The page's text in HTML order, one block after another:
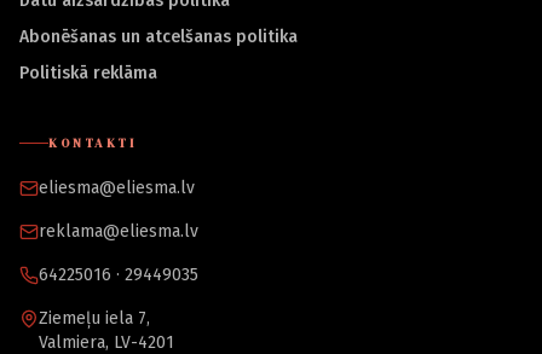
Abonēšanas un atcelšanas politika
Politiskā reklāma
KONTAKTI
eliesma@eliesma.lv
reklama@eliesma.lv
64225016 · 29449035
Ziemeļu iela 7,
Valmiera, LV-4201